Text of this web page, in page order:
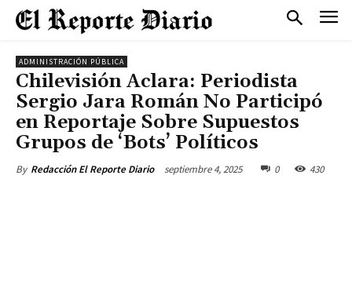
ADMINISTRACIÓN PÚBLICA
Chilevisión Aclara: Periodista
Sergio Jara Román No Participó
en Reportaje Sobre Supuestos
Grupos de ‘Bots’ Políticos
By Redacción El Reporte Diario septiembre 4, 2025 0 430